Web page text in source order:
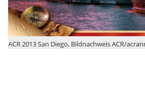
ACR 2013 San Diego, Bildnachweis ACR/